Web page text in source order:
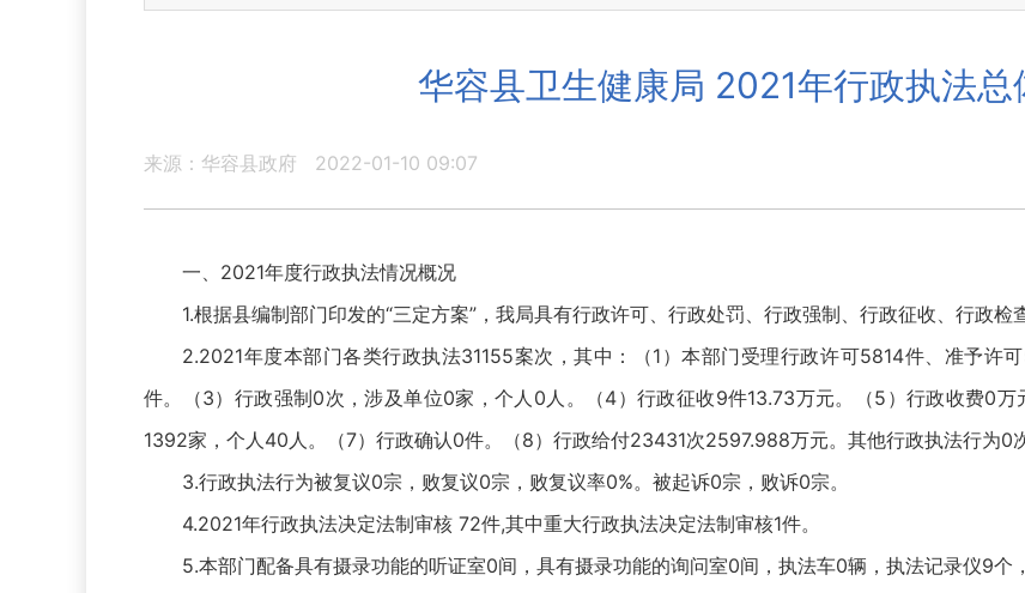
华容县卫生健康局 2021年行政执法总
来源：华容县政府 2022-01-10 09:07
一、2021年度行政执法情况概况
1.根据县编制部门印发的“三定方案”，我局具有行政许可、行政处罚、行政强制、行政征收、行政检
2.2021年度本部门各类行政执法31155案次，其中：（1）本部门受理行政许可5814件、准予许
件。（3）行政强制0次，涉及单位0家，个人0人。（4）行政征收9件13.73万元。（5）行政收费0万
1392家，个人40人。（7）行政确认0件。（8）行政给付23431次2597.988万元。其他行政执法行为0次
3.行政执法行为被复议0宗，败复议0宗，败复议率0%。被起诉0宗，败诉0宗。
4.2021年行政执法决定法制审核 72件,其中重大行政执法决定法制审核1件。
5.本部门配备具有摄录功能的听证室0间，具有摄录功能的询问室0间，执法车0辆，执法记录仪9个